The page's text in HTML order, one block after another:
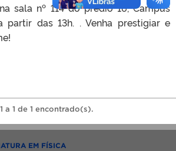
sala nº 114 do prédio 16, Campus
partir das 13h. . Venha prestigiar e
1 de 1 encontrado(s).
EM FÍSICA